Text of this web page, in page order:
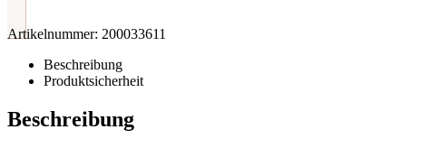
Artikelnummer: 200033611
Beschreibung
Produktsicherheit
Beschreibung